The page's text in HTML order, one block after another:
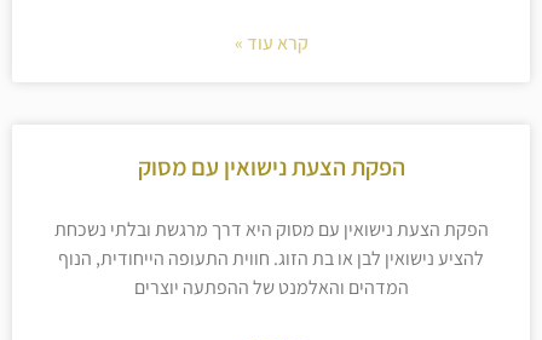
קרא עוד »
הפקת הצעת נישואין עם מסוק
הפקת הצעת נישואין עם מסוק היא דרך מרגשת ובלתי נשכחת
להציע נישואין לבן או בת הזוג. חווית התעופה הייחודית, הנוף
המדהים והאלמנט של ההפתעה יוצרים